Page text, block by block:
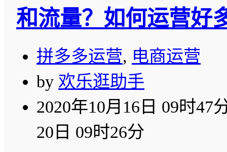
和流量？如何运营好
拼多多运营, 电商运营
by 欢乐逛助手
2020年10月16日 09时47
20日 09时26分